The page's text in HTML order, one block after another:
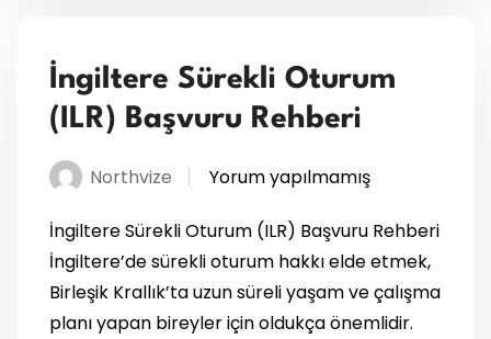
İngiltere Sürekli Oturum
(ILR) Başvuru Rehberi
Northvize Yorum yapılmamış
İngiltere Sürekli Oturum (ILR) Başvuru Rehberi
İngiltere’de sürekli oturum hakkı elde etmek,
Birleşik Krallık’ta uzun süreli yaşam ve çalışma
planı yapan bireyler için oldukça önemlidir.